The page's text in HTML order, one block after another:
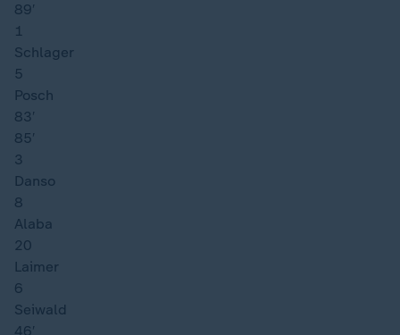
89′
1
Schlager
5
Posch
83′
85′
3
Danso
8
Alaba
20
Laimer
6
Seiwald
46′